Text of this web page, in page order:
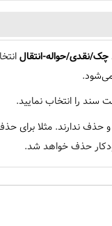
چک/نقدی/حواله-انتقال
سند را انتخاب نمایید.
حذف ندارند. مثلا برای
حذف خواهد شد.